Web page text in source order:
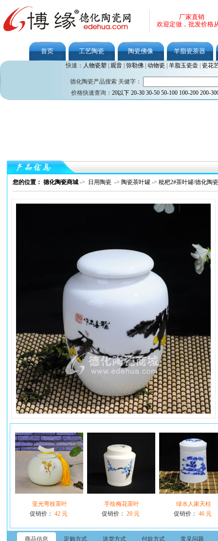
厂家直销
欢迎定做，批发价格
首页 工艺陶瓷 陶瓷佛像 羊脂瓷茶器
快速： 人物瓷塑 观音| 弥勒佛| 动物瓷| 羊脂玉瓷壶| 瓷花
德化陶瓷产品搜索 关健字：
价格快速查询： 20以下 20-30 30-50 50-100 100-200 200-
您的位置： 德化陶瓷商城 -> 日用陶瓷 -> 陶瓷茶叶罐 -> 枇杷2#茶叶罐/德化陶
亚光弯枝茶叶
促销价： 42 元
手绘梅花茶叶
促销价： 20 元
绿水人家天柱
促销价： 46 元
商品信息 定购方式 送货方式 付款方式 常见问题